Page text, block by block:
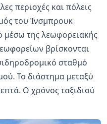
περιοχές και πόλεις
του Ίνσμπρουκ
μέσω της λεωφορειακής
βρίσκονται
σταθμό
Το διάστημα μεταξύ
Ο χρόνος ταξιδιού